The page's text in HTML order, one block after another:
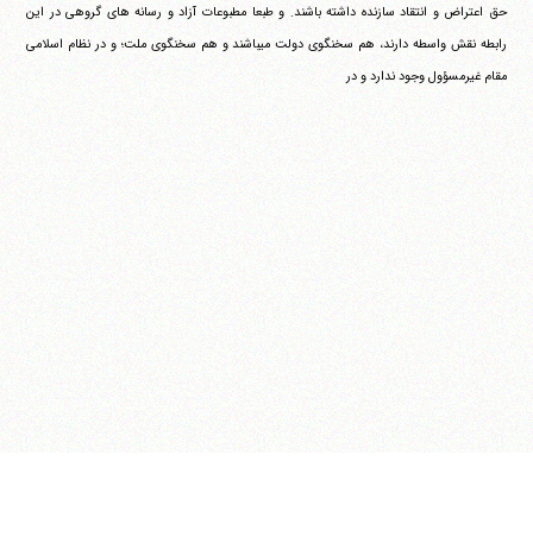
حق اعتراض و انتقاد سازنده داشته باشند. و طبعا مطبوعات آزاد و رسانه های گروهی در این
رابطه نقش واسطه دارند، هم سخنگوی دولت می‎باشند و هم سخنگوی ملت؛ و در نظام اسلامی
مقام غیرمسؤول وجود ندارد و در